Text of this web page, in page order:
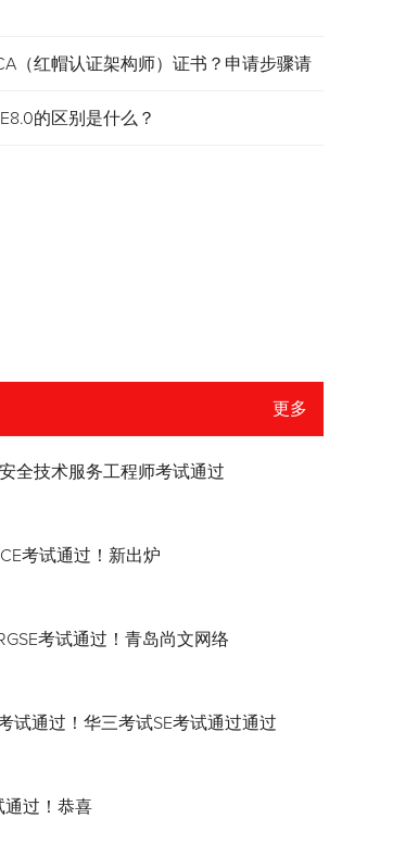
（红帽认证架构师）证书？申请步骤请
的区别是什么？
更多
全技术服务工程师考试通过
考试通过！新出炉
考试通过！青岛尚文网络
试通过！华三考试SE考试通过通过
通过！恭喜